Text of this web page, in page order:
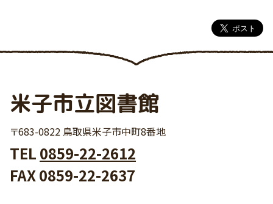
米子市立図書館
〒683-0822 鳥取県米子市中町8番地
TEL 0859-22-2612
FAX 0859-22-2637